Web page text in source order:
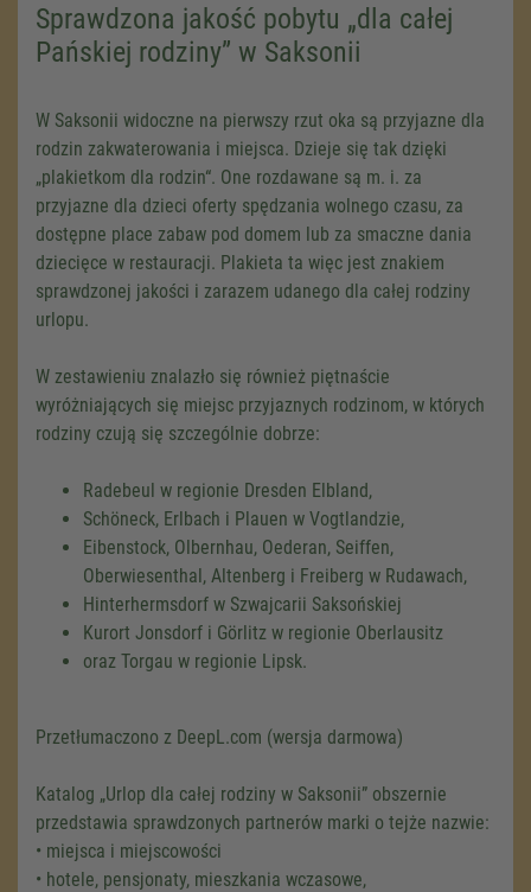
Sprawdzona jakość pobytu „dla całej
Pańskiej rodziny” w Saksonii
W Saksonii widoczne na pierwszy rzut oka są przyjazne dla
rodzin zakwaterowania i miejsca. Dzieje się tak dzięki
„plakietkom dla rodzin“. One rozdawane są m. i. za
przyjazne dla dzieci oferty spędzania wolnego czasu, za
dostępne place zabaw pod domem lub za smaczne dania
dziecięce w restauracji. Plakieta ta więc jest znakiem
sprawdzonej jakości i zarazem udanego dla całej rodziny
urlopu.
W zestawieniu znalazło się również piętnaście
wyróżniających się miejsc przyjaznych rodzinom, w których
rodziny czują się szczególnie dobrze:
Radebeul w regionie Dresden Elbland,
Schöneck, Erlbach i Plauen w Vogtlandzie,
Eibenstock, Olbernhau, Oederan, Seiffen,
Oberwiesenthal, Altenberg i Freiberg w Rudawach,
Hinterhermsdorf w Szwajcarii Saksońskiej
Kurort Jonsdorf i Görlitz w regionie Oberlausitz
oraz Torgau w regionie Lipsk.
Przetłumaczono z DeepL.com (wersja darmowa)
Katalog „Urlop dla całej rodziny w Saksonii” obszernie
przedstawia sprawdzonych partnerów marki o tejże nazwie:
• miejsca i miejscowości
• hotele, pensjonaty, mieszkania wczasowe,